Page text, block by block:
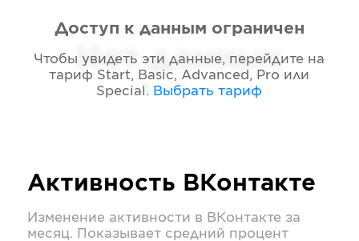
Нет данных
Доступ к данным ограничен
Чтобы увидеть эти данные, перейдите на
тариф Start, Basic, Advanced, Pro или
Special . Выбрать тариф
Активность ВКонтакте
Изменение активности в ВКонтакте за
месяц. Показывает средний процент